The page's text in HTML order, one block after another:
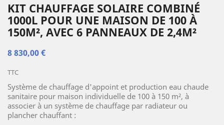
KIT CHAUFFAGE SOLAIRE COMBINÉ
1000L POUR UNE MAISON DE 100 À
150M², AVEC 6 PANNEAUX DE 2,4M²
8 830,00 €
TTC
Système de chauffage d'appoint et production eau chaude
sanitaire pour maison individuelle de 100 à 150 m², à
associer à un système de chauffage par radiateur ou
plancher chauffant :